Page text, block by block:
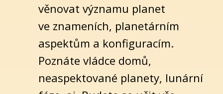
věnovat významu planet
ve znameních, planetárním
aspektům a konfiguracím.
Poznáte vládce domů,
neaspektované planety, lunární